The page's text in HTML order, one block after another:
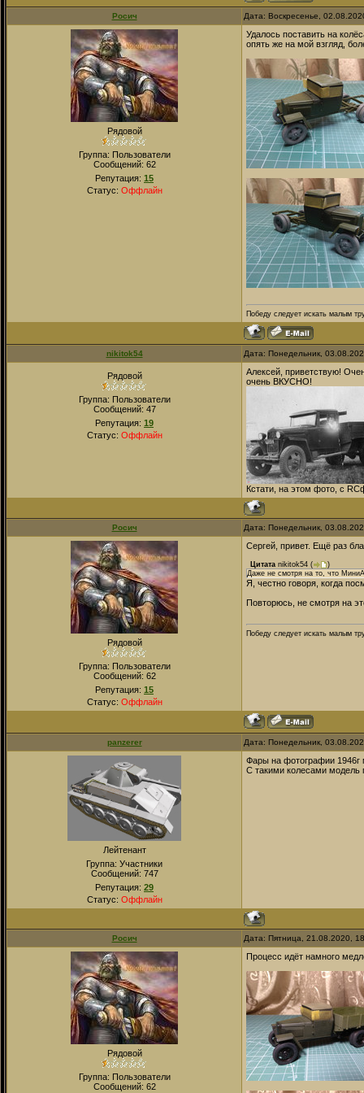
Росич Дата: Воскресенье,
Рядовой
Группа: Пользователи
Сообщений: 62
Репутация: 15
Статус: Оффлайн
Удалось поставить на
опять же на мой взгляд,
Победу следует искать малым
nikitok54 Дата: Понедельник,
Рядовой
Группа: Пользователи
Сообщений: 47
Репутация: 19
Статус: Оффлайн
Алексей, приветствую!
очень ВКУСНО!
Кстати, на этом фото, с
Росич Дата: Понедельник,
Рядовой
Группа: Пользователи
Сообщений: 62
Репутация: 15
Статус: Оффлайн
Сергей, привет. Ещё раз
Цитата nikitok54 (
)
Даже не смотря на то, что
Я, честно говоря, когда
Повторюсь, не смотря на
Победу следует искать малым
panzerer Дата: Понедельник,
Лейтенант
Группа: Участники
Сообщений: 747
Репутация: 29
Статус: Оффлайн
Фары на фотографии 1946г
С такими колесами модель
Росич Дата: Пятница, 21.08.2020,
Рядовой
Группа: Пользователи
Сообщений: 62
Процесс идёт намного